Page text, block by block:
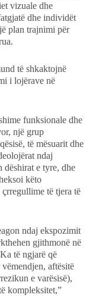
vizuale dhe
dhe individët
plan trajnimi për
të shkaktojnë
i lojërave në
funksionale dhe
një grup
të mësuarit dhe
ndaj
dëshirat e tyre, dhe
këto
të tjera të
ndaj ekspozimit
gjithmonë në
të ngjarë që
aftësitë
e varësisë),
kompleksitet,”